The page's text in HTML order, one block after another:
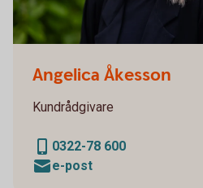
Angelica Åkesson
Kundrådgivare
0322-78 600
e-post